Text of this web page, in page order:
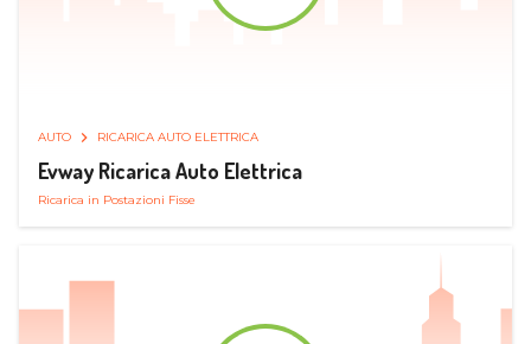
AUTO RICARICA AUTO ELETTRICA
Evway Ricarica Auto Elettrica
Ricarica in Postazioni Fisse